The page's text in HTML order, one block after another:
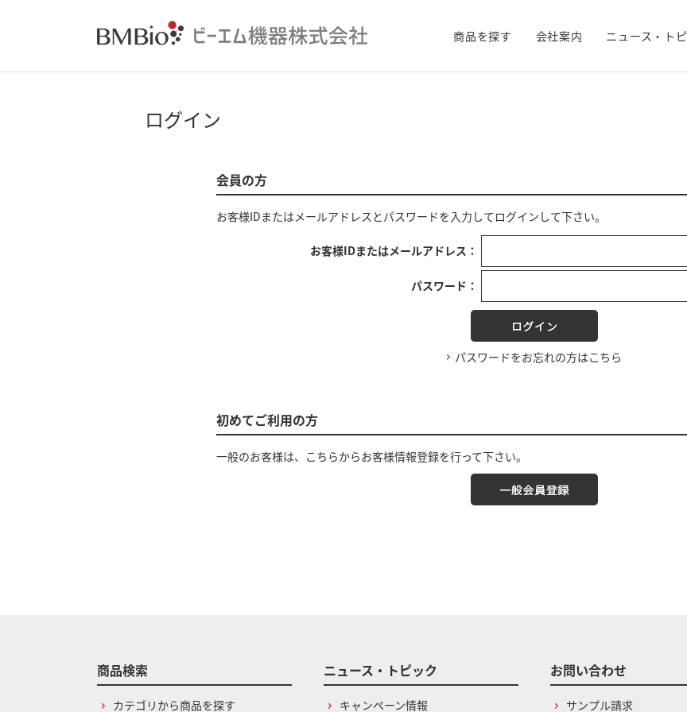
商品を探す 会社案内 ニュース・ト
ログイン
会員の方
お客様IDまたはメールアドレス とパスワードを入力してログインして下さい。
お客様IDまたはメールアドレス：
パスワード：
パスワードをお忘れの方はこちら
初めてご利用の方
一般のお客様は、こちらからお客様情報登録を行って下さい。
商品検索
カテゴリから商品を探す
ニュース・トピック
キャンペーン情報
お問い合わせ
サンプル請求